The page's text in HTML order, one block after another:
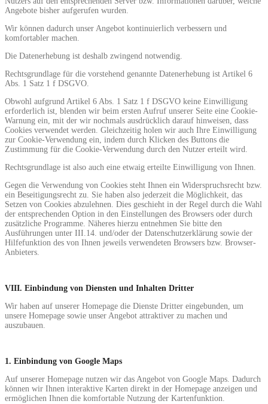
Angebote bisher aufgerufen wurden.
Wir können dadurch unser Angebot kontinuierlich verbessern und
komfortabler machen.
Die Datenerhebung ist deshalb zwingend notwendig.
Rechtsgrundlage für die vorstehend genannte Datenerhebung ist Artikel 6
Abs. 1 Satz 1 f DSGVO.
Obwohl aufgrund Artikel 6 Abs. 1 Satz 1 f DSGVO keine Einwilligung
erforderlich ist, blenden wir beim ersten Aufruf unserer Seite eine Cookie-
Warnung ein, mit der wir nochmals ausdrücklich darauf hinweisen, dass
Cookies verwendet werden. Gleichzeitig holen wir auch Ihre Einwilligung
zur Cookie-Verwendung ein, indem durch Klicken des Buttons die
Zustimmung für die Cookie-Verwendung durch den Nutzer erteilt wird.
Rechtsgrundlage ist also auch eine etwaig erteilte Einwilligung von Ihnen.
Gegen die Verwendung von Cookies steht Ihnen ein Widerspruchsrecht bzw.
ein Beseitigungsrecht zu. Sie haben also jederzeit die Möglichkeit, das
Setzen von Cookies abzulehnen. Dies geschieht in der Regel durch die Wahl
der entsprechenden Option in den Einstellungen des Browsers oder durch
zusätzliche Programme. Näheres hierzu entnehmen Sie bitte den
Ausführungen unter III.14. und/oder der Datenschutzerklärung sowie der
Hilfefunktion des von Ihnen jeweils verwendeten Browsers bzw. Browser-
Anbieters.
VIII. Einbindung von Diensten und Inhalten Dritter
Wir haben auf unserer Homepage die Dienste Dritter eingebunden, um
unsere Homepage sowie unser Angebot attraktiver zu machen und
auszubauen.
1. Einbindung von Google Maps
Auf unserer Homepage nutzen wir das Angebot von Google Maps. Dadurch
können wir Ihnen interaktive Karten direkt in der Homepage anzeigen und
ermöglichen Ihnen die komfortable Nutzung der Kartenfunktion.